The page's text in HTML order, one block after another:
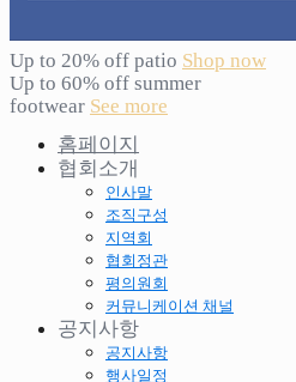
Up to 20% off patio Shop now
Up to 60% off summer
footwear See more
홈페이지
협회소개
인사말
조직구성
지역회
협회정관
평의원회
커뮤니케이션 채널
공지사항
공지사항
행사일정